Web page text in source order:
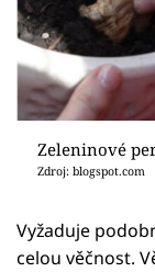
Zeleninové
Zdroj: blogspot.com
Vyžaduje
celou věčnost.